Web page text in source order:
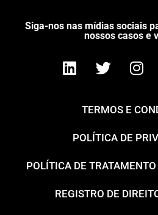
Siga-nos nas mídias sociais
nossos casos e
TERMOS E
POLÍTICA DE
POLÍTICA DE
REGISTRO DE